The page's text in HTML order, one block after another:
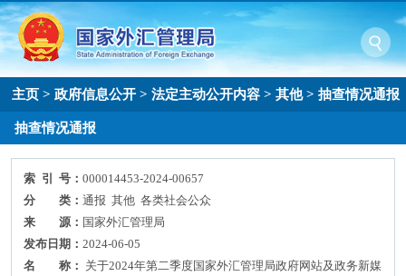
主页 >政府信息公开 >法定主动公开内容 >其他>抽查情况通报
抽查情况通报
索 引 号：000014453-2024-00657
分 类：通报 其他 各类社会公众
来 源： 国家外汇管理局
发布日期：2024-06-05
名 称： 关于2024年第二季度国家外汇管理局政府网站及政务新媒